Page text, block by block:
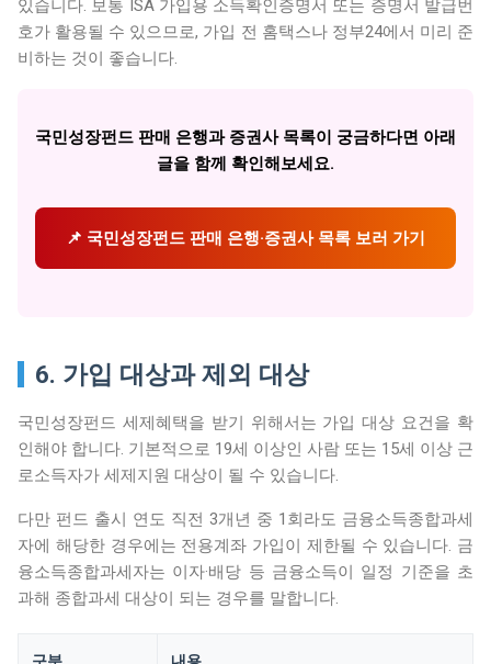
있습니다. 보통 ISA 가입용 소득확인증명서 또는 증명서 발급번
호가 활용될 수 있으므로, 가입 전 홈택스나 정부24에서 미리 준
비하는 것이 좋습니다.
국민성장펀드 판매 은행과 증권사 목록이 궁금하다면 아래
글을 함께 확인해보세요.
📌 국민성장펀드 판매 은행·증권사 목록 보러 가기
6. 가입 대상과 제외 대상
국민성장펀드 세제혜택을 받기 위해서는 가입 대상 요건을 확
인해야 합니다. 기본적으로 19세 이상인 사람 또는 15세 이상 근
로소득자가 세제지원 대상이 될 수 있습니다.
다만 펀드 출시 연도 직전 3개년 중 1회라도 금융소득종합과세
자에 해당한 경우에는 전용계좌 가입이 제한될 수 있습니다. 금
융소득종합과세자는 이자·배당 등 금융소득이 일정 기준을 초
과해 종합과세 대상이 되는 경우를 말합니다.
구분 내용